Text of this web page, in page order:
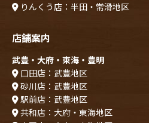
りんくう店：半田・常滑地区
店舗案内
武豊・大府・東海・豊明
口田店：武豊地区
砂川店：武豊地区
駅前店：武豊地区
共和店：大府・東海地区